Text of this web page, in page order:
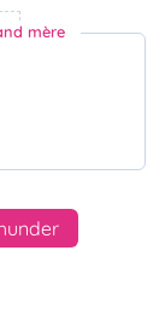
mère